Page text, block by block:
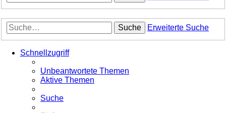
Suche Erweiterte Suche
Schnellzugriff
Unbeantwortete Themen
Aktive Themen
Suche